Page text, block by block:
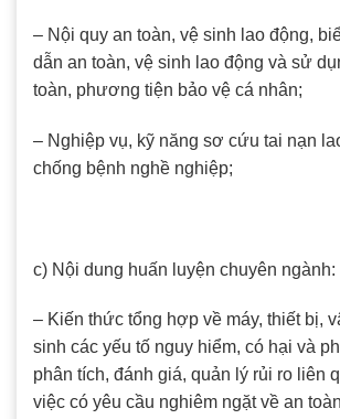
– Nội quy an toàn, vệ sinh lao động,
dẫn an toàn, vệ sinh lao động và sử
toàn, phương tiện bảo vệ cá nhân;
– Nghiệp vụ, kỹ năng sơ cứu tai nạn
chống bệnh nghề nghiệp;
c) Nội dung huấn luyện chuyên ngành:
– Kiến thức tổng hợp về máy, thiết bị,
sinh các yếu tố nguy hiểm, có hại và
phân tích, đánh giá, quản lý rủi ro liên
việc có yêu cầu nghiêm ngặt về an